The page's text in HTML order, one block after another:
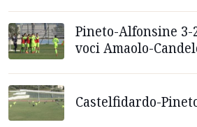
Pineto-Alfonsine
voci Amaolo-
Castelfidardo-